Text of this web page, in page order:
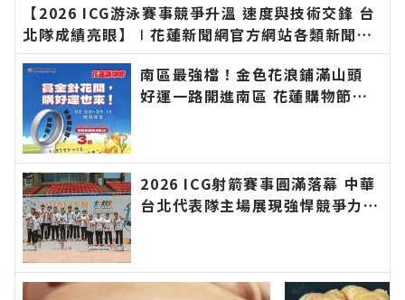
【2026 ICG游泳賽事競爭升溫 速度與技術交鋒 台
北隊成績亮眼】∣花蓮新聞網官方網站各類新聞－
最快速的今日新聞報導 最新的在地資訊！
南區最強檔！金色花浪鋪滿山頭
好運一路開進南區 花蓮購物節攜
新聞－最快速的今日新聞報導 最
新的在地資訊！
2026 ICG射箭賽事圓滿落幕 中華
台北代表隊主場展現強悍競爭力∣
資訊！